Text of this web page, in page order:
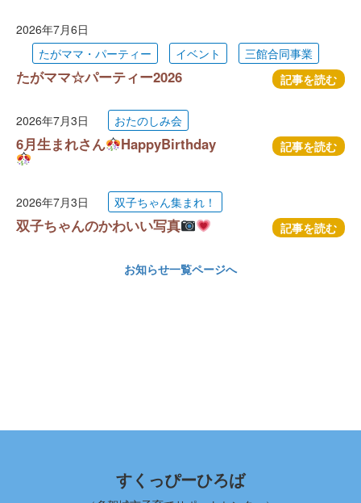
2026年7月6日
たがママ・パーティー
イベント 三館合同事業
たがママ☆パーティー2026 記事を読む
2026年7月3日 おたのしみ会
6月生まれさん HappyBirthday 記事を読む
2026年7月3日 双子ちゃん集まれ！
双子ちゃんのかわいい写真 記事を読む
お知らせ一覧ページへ
すくっぴーひろば